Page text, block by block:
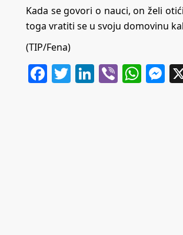
Kada se govori o nauci, on želi
toga vratiti se u svoju domovinu
(TIP/Fena)
Facebook
Twitter
LinkedIn
Viber